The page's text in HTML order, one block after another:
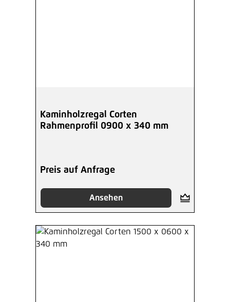
Kaminholzregal Corten
Rahmenprofil 0900 x 340 mm
Preis auf Anfrage
Ansehen